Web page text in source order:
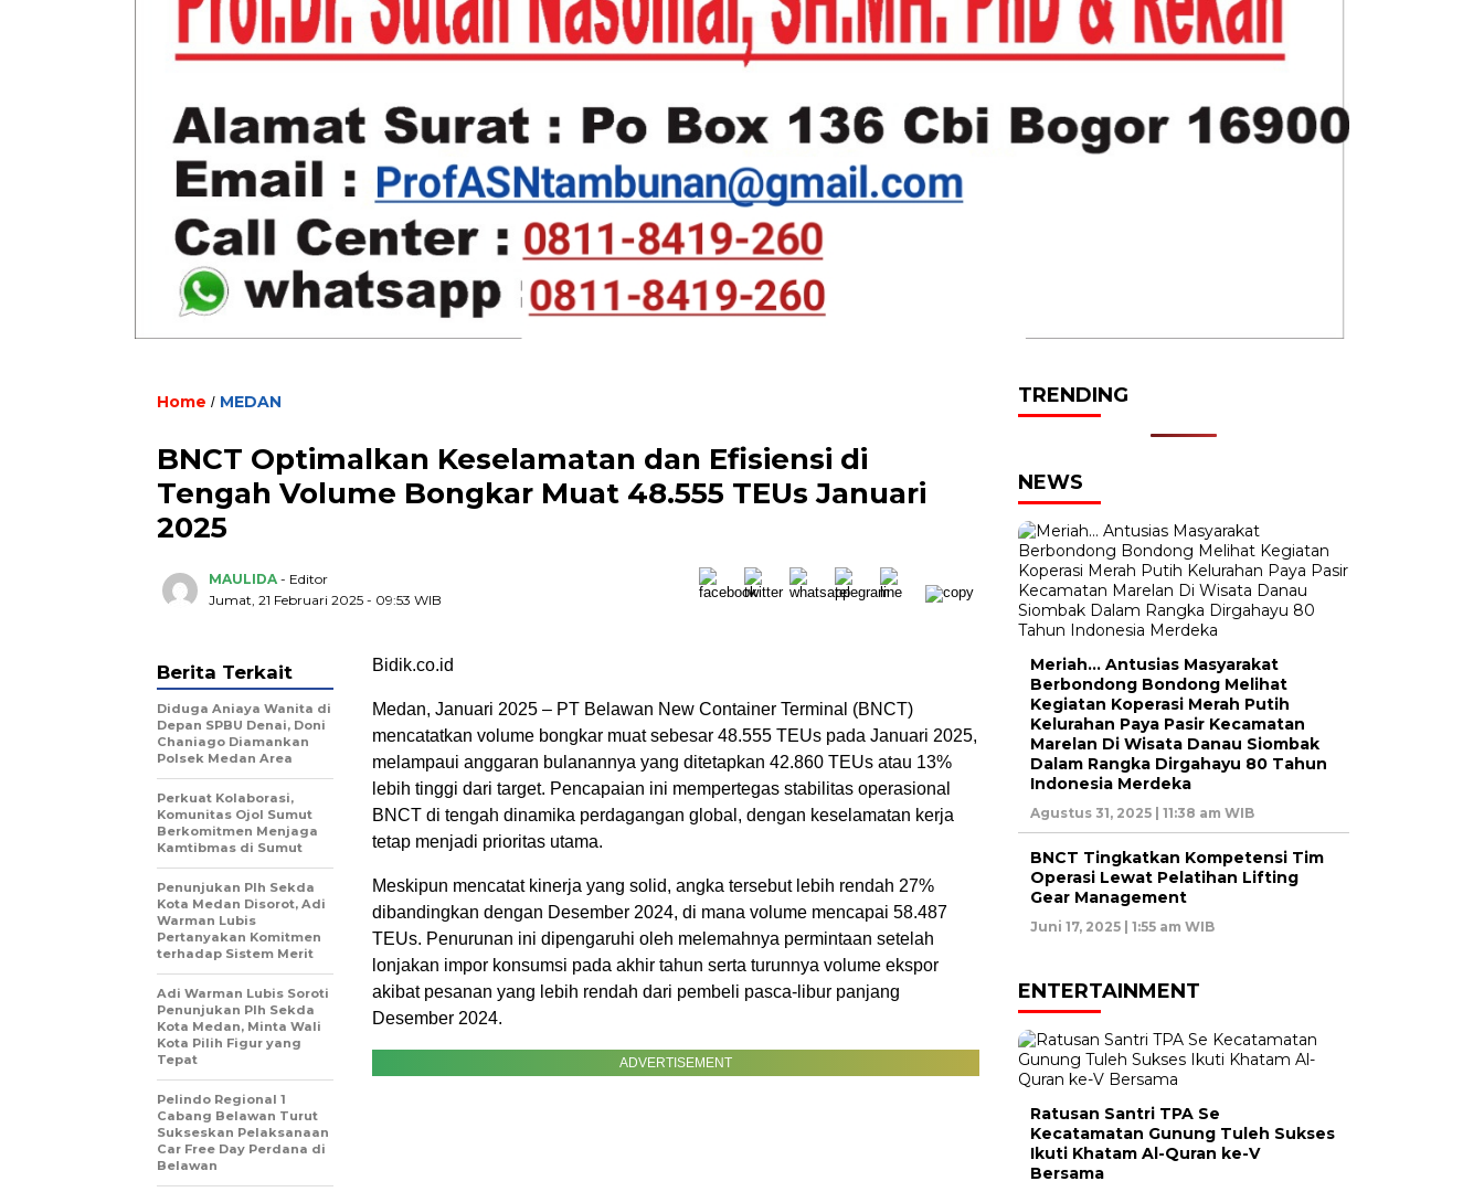
Home / MEDAN
BNCT Optimalkan Keselamatan dan Efisiensi di
Tengah Volume Bongkar Muat 48.555 TEUs Januari
2025
MAULIDA - Editor
Jumat, 21 Februari 2025 - 09:53 WIB
Bidik.co.id
Medan, Januari 2025 – PT Belawan New Container Terminal (BNCT)
mencatatkan volume bongkar muat sebesar 48.555 TEUs pada Januari 2025,
melampaui anggaran bulanannya yang ditetapkan 42.860 TEUs atau 13%
lebih tinggi dari target. Pencapaian ini mempertegas stabilitas operasional
BNCT di tengah dinamika perdagangan global, dengan keselamatan kerja
tetap menjadi prioritas utama.
Meskipun mencatat kinerja yang solid, angka tersebut lebih rendah 27%
dibandingkan dengan Desember 2024, di mana volume mencapai 58.487
TEUs. Penurunan ini dipengaruhi oleh melemahnya permintaan setelah
lonjakan impor konsumsi pada akhir tahun serta turunnya volume ekspor
akibat pesanan yang lebih rendah dari pembeli pasca-libur panjang
Desember 2024.
ADVERTISEMENT
Berita Terkait
Diduga Aniaya Wanita di
Depan SPBU Denai, Doni
Chaniago Diamankan
Polsek Medan Area
Perkuat Kolaborasi,
Komunitas Ojol Sumut
Berkomitmen Menjaga
Kamtibmas di Sumut
Penunjukan Plh Sekda
Kota Medan Disorot, Adi
Warman Lubis
Pertanyakan Komitmen
terhadap Sistem Merit
Adi Warman Lubis Soroti
Penunjukan Plh Sekda
Kota Medan, Minta Wali
Kota Pilih Figur yang
Tepat
Pelindo Regional 1
Cabang Belawan Turut
Sukseskan Pelaksanaan
Car Free Day Perdana di
Belawan
TRENDING
NEWS
Meriah… Antusias Masyarakat
Berbondong Bondong Melihat
Kegiatan Koperasi Merah Putih
Kelurahan Paya Pasir Kecamatan
Marelan Di Wisata Danau Siombak
Dalam Rangka Dirgahayu 80 Tahun
Indonesia Merdeka
Agustus 31, 2025 | 11:38 am WIB
BNCT Tingkatkan Kompetensi Tim
Operasi Lewat Pelatihan Lifting
Gear Management
Juni 17, 2025 | 1:55 am WIB
ENTERTAINMENT
Ratusan Santri TPA Se
Kecatamatan Gunung Tuleh Sukses
Ikuti Khatam Al-Quran ke-V
Bersama